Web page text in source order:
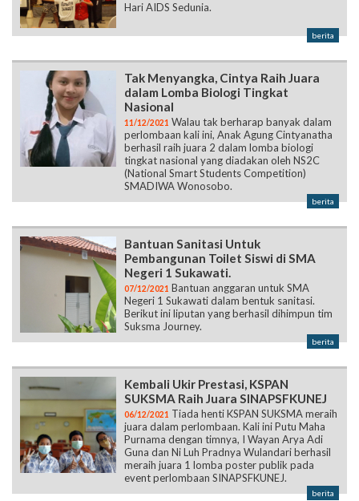
Hari AIDS Sedunia.
berita
Tak Menyangka, Cintya Raih Juara
dalam Lomba Biologi Tingkat
Nasional
11/12/2021 Walau tak berharap banyak dalam
perlombaan kali ini, Anak Agung Cintyanatha
berhasil raih juara 2 dalam lomba biologi
tingkat nasional yang diadakan oleh NS2C
(National Smart Students Competition)
SMADIWA Wonosobo.
berita
Bantuan Sanitasi Untuk
Pembangunan Toilet Siswi di SMA
Negeri 1 Sukawati.
07/12/2021 Bantuan anggaran untuk SMA
Negeri 1 Sukawati dalam bentuk sanitasi.
Berikut ini liputan yang berhasil dihimpun tim
Suksma Journey.
berita
Kembali Ukir Prestasi, KSPAN
SUKSMA Raih Juara SINAPSFKUNEJ
06/12/2021 Tiada henti KSPAN SUKSMA meraih
juara dalam perlombaan. Kali ini Putu Maha
Purnama dengan timnya, I Wayan Arya Adi
Guna dan Ni Luh Pradnya Wulandari berhasil
meraih juara 1 lomba poster publik pada
event perlombaan SINAPSFKUNEJ.
berita